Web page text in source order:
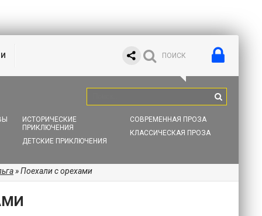
ИСТОРИЧЕСКИЕ
ПРИКЛЮЧЕНИЯ
ДЕТСКИЕ ПРИКЛЮЧЕНИЯ
СОВРЕМЕННАЯ ПРОЗА
КЛАССИЧЕСКАЯ ПРОЗА
» Поехали с орехами